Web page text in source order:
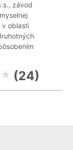
závod
v oblasti
(24)